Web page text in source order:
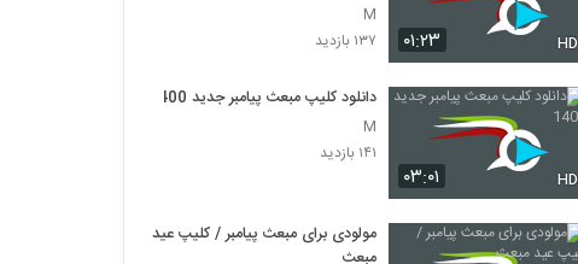
۰۱:۲۳ HD
M
۱۳۷ بازدید
۰۳:۰۱ HD
دانلود کلیپ مبعث پیامبر جدید 1400
M
۱۴۱ بازدید
مولودی برای مبعث پیامبر / کلیپ عید
مبعث